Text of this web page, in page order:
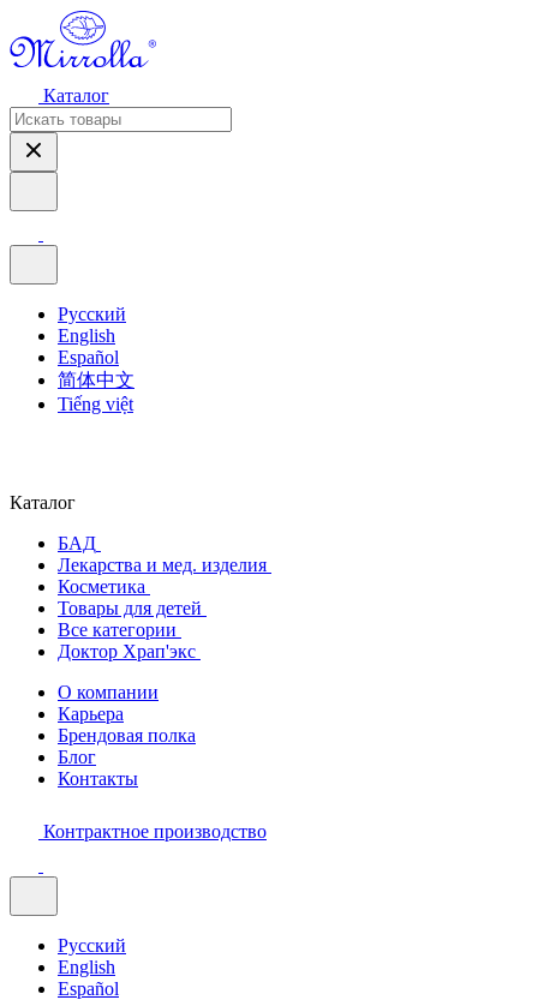
Каталог
Русский
English
Español
简体中文
Tiếng việt
Каталог
БАД
Лекарства и мед. изделия
Косметика
Товары для детей
Все категории
Доктор Храп'экс
О компании
Карьера
Брендовая полка
Блог
Контакты
Контрактное производство
Русский
English
Español